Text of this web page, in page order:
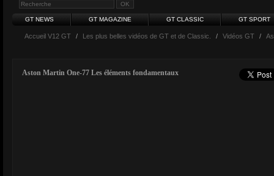
GT NEWS GT MAGAZINE GT CLASSIC GT SPORT
Accueil V12 GT / Les plus belles vidéos de GT et de Classic. / Vidéos GT /
Aston Martin One-77 Les éléments fondamentaux